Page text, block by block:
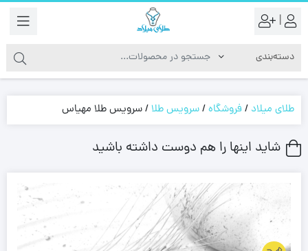
|
طلای میلاد /فروشگاه/سرویس طلا/سرویس طلا مهیاس
شاید اینها را هم دوست داشته باشید